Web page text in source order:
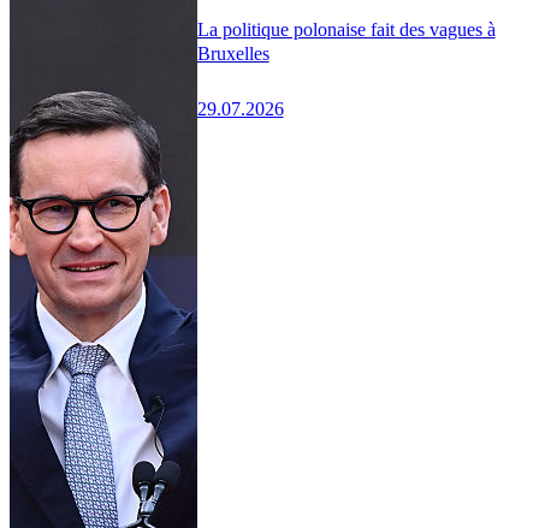
La politique polonaise fait des vagues à
Bruxelles
29.07.2026